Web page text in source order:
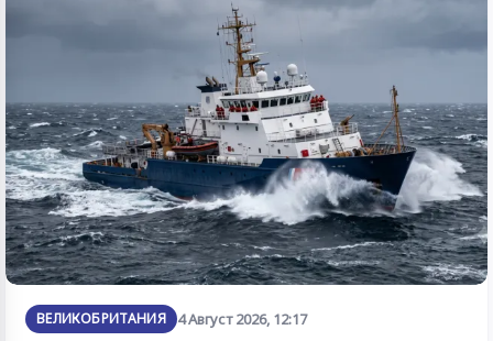
ВЕЛИКОБРИТАНИЯ 4 Август 2026, 12:17